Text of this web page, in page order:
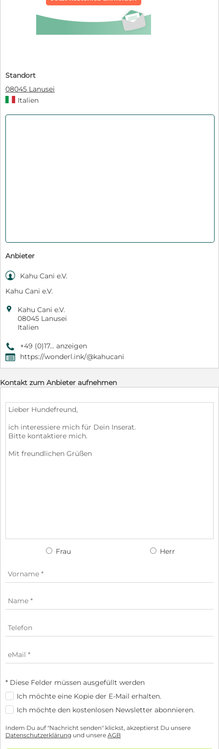
Standort
08045 Lanusei
Italien
Anbieter

Kahu Cani e.V.
Kahu Cani e.V.

Kahu Cani e.V.
08045 Lanusei
Italien
9 +49 (0)17... anzeigen
, https://wonderl.ink/@kahucani
Kontakt zum Anbieter aufnehmen
Frau Herr
* Diese Felder müssen ausgefüllt werden
Ich möchte eine Kopie der E-Mail erhalten.
Ich möchte den kostenlosen Newsletter abonnieren.
Indem Du auf "Nachricht senden" klickst, akzeptierst Du unsere
Datenschutzerklärung und unsere AGB